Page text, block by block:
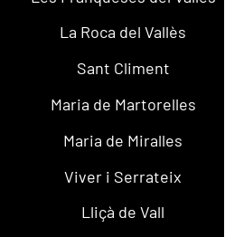
La Roca del Vallès
Sant Climent
Maria de Martorelles
Maria de Miralles
Viver i Serrateix
Lliçà de Vall